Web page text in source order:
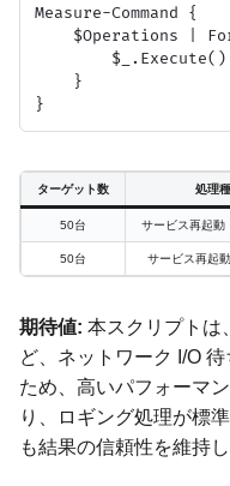
Measure-Command {
$Operations |
        $_.Execute()
    }
ターゲット数 処理
50台 サービス再起動
50台 サービス再起
期待値: 本スクリプトは
ど、ネットワーク I/O
ため、高いパフォーマ
り、ロギング処理が標
も結果の信頼性を維持